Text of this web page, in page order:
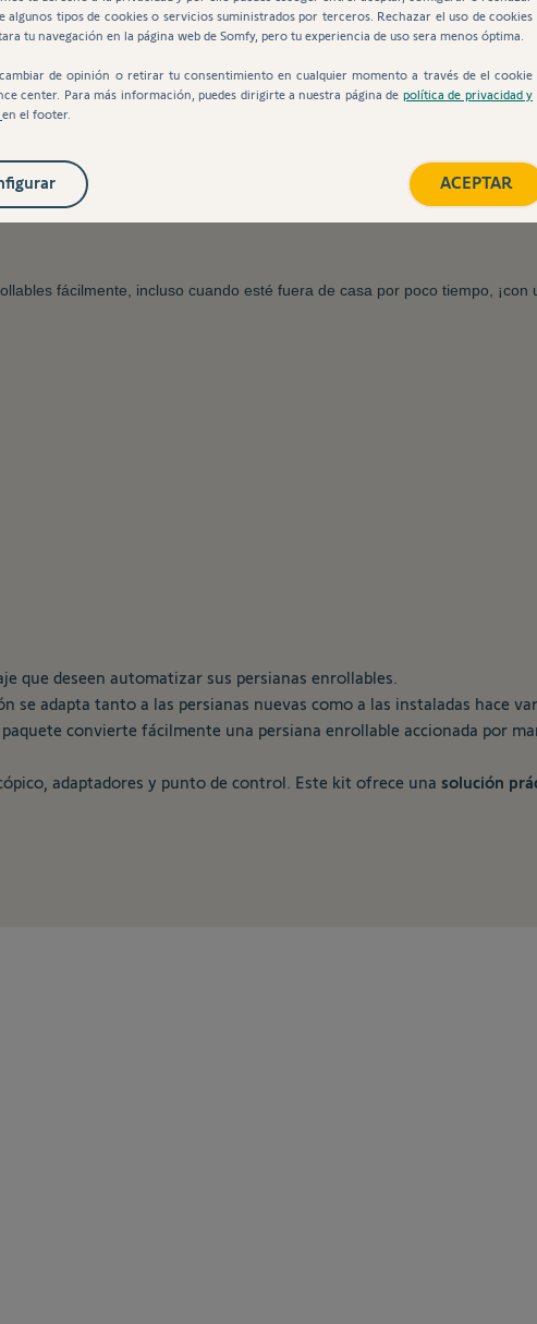
persianas a la automatización
directamente desde el interrupto
el tubo telescópico a la anchura de su instalación, sin modificar el
Los se ajustan fácilmente en el cabezal del motor
fácilmente, incluso cuando esté fuera de casa por poco tiempo, ¡con
que deseen automatizar sus persianas enrollables.
se adapta tanto a las persianas nuevas como a las instaladas hace
convierte fácilmente una persiana enrollable accionada por
adaptadores y punto de control. Este kit ofrece una solución
algunos tipos de cookies o servicios suministrados por terceros. Rechazar el uso de cookies
tu navegación en la página web de Somfy, pero tu experiencia de uso sera menos óptima.
cambiar de opinión o retirar tu consentimiento en cualquier momento a través de el cookie
center. Para más información, puedes dirigirte a nuestra página de política de privacidad y
en el footer.
ACEPTAR